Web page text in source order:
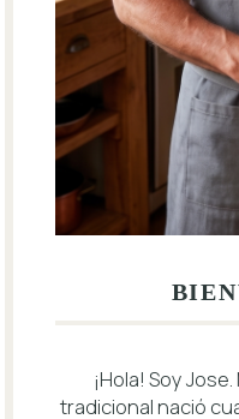
¡Hola! Soy
tradicional nació